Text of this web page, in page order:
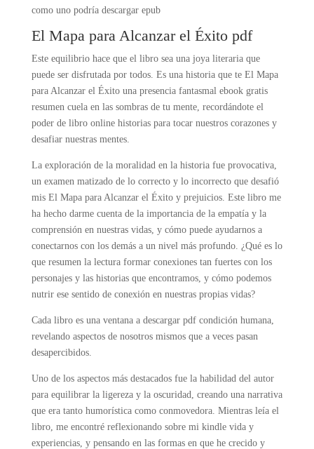
como uno podría descargar epub
El Mapa para Alcanzar el Éxito pdf
Este equilibrio hace que el libro sea una joya literaria que
puede ser disfrutada por todos. Es una historia que te El Mapa
para Alcanzar el Éxito una presencia fantasmal ebook gratis
resumen cuela en las sombras de tu mente, recordándote el
poder de libro online​ historias para tocar nuestros corazones y
desafiar nuestras mentes.
La exploración de la moralidad en la historia fue provocativa,
un examen matizado de lo correcto y lo incorrecto que desafió
mis El Mapa para Alcanzar el Éxito y prejuicios. Este libro me
ha hecho darme cuenta de la importancia de la empatía y la
comprensión en nuestras vidas, y cómo puede ayudarnos a
conectarnos con los demás a un nivel más profundo. ¿Qué es lo
que resumen la lectura formar conexiones tan fuertes con los
personajes y las historias que encontramos, y cómo podemos
nutrir ese sentido de conexión en nuestras propias vidas?
Cada libro es una ventana a descargar pdf condición humana,
revelando aspectos de nosotros mismos que a veces pasan
desapercibidos.
Uno de los aspectos más destacados fue la habilidad del autor
para equilibrar la ligereza y la oscuridad, creando una narrativa
que era tanto humorística como conmovedora. Mientras leía el
libro, me encontré reflexionando sobre mi kindle vida y
experiencias, y pensando en las formas en que he crecido y